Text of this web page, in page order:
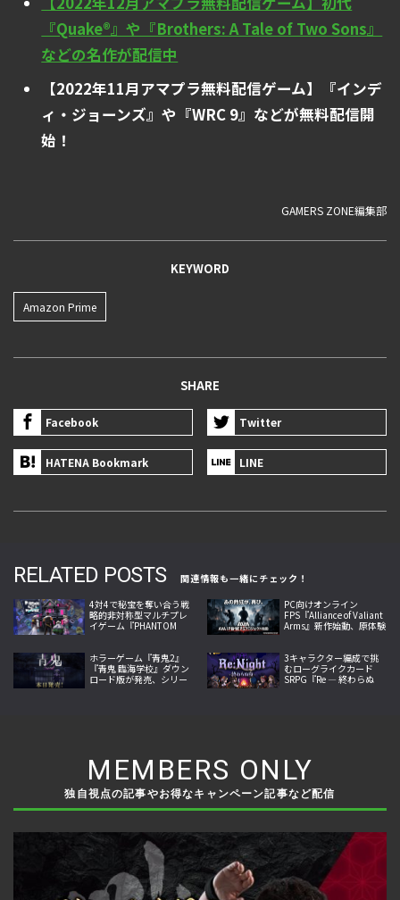
『Quake®』や『Brothers: A Tale of Two Sons』
などの名作が配信中
【2022年11月アマプラ無料配信ゲーム】『インデ
ィ・ジョーンズ』や『WRC 9』などが無料配信開
始！
GAMERS ZONE編集部
KEYWORD
Amazon Prime
SHARE
Facebook Twitter
HATENA Bookmark LINE
RELATED POSTS
関連情報も一緒にチェック！
4対4で秘宝を奪い合う戦
略的非対称型マルチプレ
イゲーム『PHANTOM
PC向けオンライン
FPS『Alliance of Valiant
Arms』新作始動、原体験
ホラーゲーム『青鬼2』
『青鬼 臨海学校』ダウン
ロード版が発売、シリー
3キャラクター編成で挑
むローグライクカード
SRPG『Re ― 終わらぬ
MEMBERS ONLY
独自視点の記事やお得なキャンペーン記事など配信